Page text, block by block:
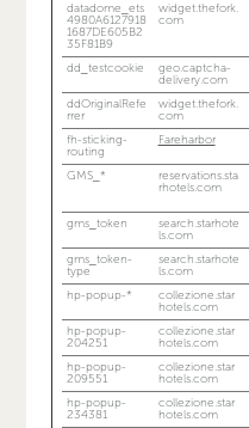
datadome_ets
4980A6127918
1687DE605B2
35F81B9
widget.thefork.
com
dd_testcookie
geo.captcha-
delivery.com
ddOriginalRefe
rrer
widget.thefork.
com
fh-sticking-
routing
Fareharbor
GMS_*
reservations.sta
rhotels.com
gms_token
search.starhote
ls.com
gms_token-
type
search.starhote
ls.com
hp-popup-*
collezione.star
hotels.com
hp-popup-
204251
collezione.star
hotels.com
hp-popup-
209551
collezione.star
hotels.com
hp-popup-
234381
collezione.star
hotels.com